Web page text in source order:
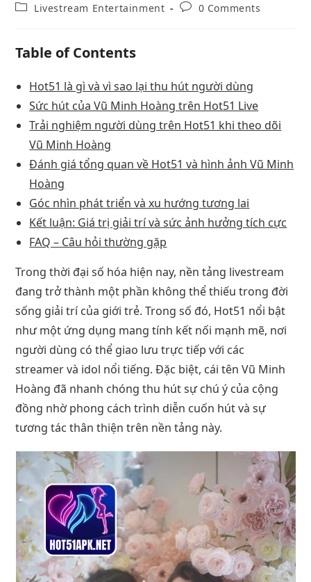
Livestream Entertainment
0 Comments
Table of Contents
Hot51 là gì và vì sao lại thu hút người dùng
Sức hút của Vũ Minh Hoàng trên Hot51 Live
Trải nghiệm người dùng trên Hot51 khi theo dõi
Vũ Minh Hoàng
Đánh giá tổng quan về Hot51 và hình ảnh Vũ Minh
Hoàng
Góc nhìn phát triển và xu hướng tương lai
Kết luận: Giá trị giải trí và sức ảnh hưởng tích cực
FAQ – Câu hỏi thường gặp
Trong thời đại số hóa hiện nay, nền tảng livestream
đang trở thành một phần không thể thiếu trong đời
sống giải trí của giới trẻ. Trong số đó, Hot51 nổi bật
như một ứng dụng mang tính kết nối mạnh mẽ, nơi
người dùng có thể giao lưu trực tiếp với các
streamer và idol nổi tiếng. Đặc biệt, cái tên Vũ Minh
Hoàng đã nhanh chóng thu hút sự chú ý của cộng
đồng nhờ phong cách trình diễn cuốn hút và sự
tương tác thân thiện trên nền tảng này.